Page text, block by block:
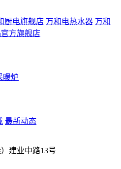
厨电旗舰店 万和电热水器 万和
方旗舰店
暖炉
最新动态
建业中路13号